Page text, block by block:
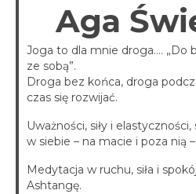
Aga
Joga to dla mnie droga…. „Do
ze sobą”.
Droga bez końca, droga
czas się rozwijać.
Uważności, siły i
w siebie – na macie i poza nią
Medytacja w ruchu, siła i
Ashtangę.